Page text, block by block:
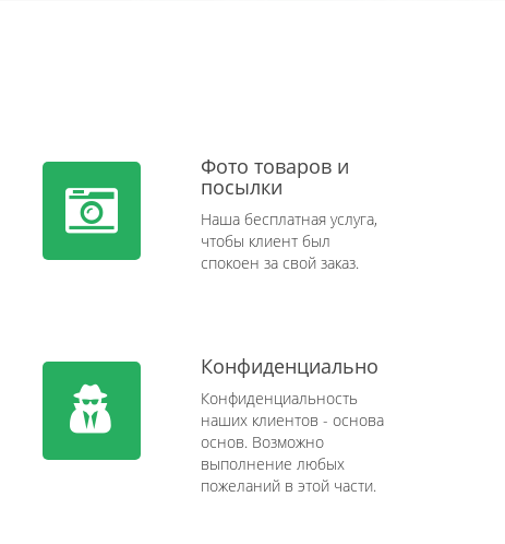
Фото товаров и
посылки
Наша бесплатная услуга,
чтобы клиент был
спокоен за свой заказ.
Конфиденциально
Конфиденциальность
наших клиентов - основа
основ. Возможно
выполнение любых
пожеланий в этой части.